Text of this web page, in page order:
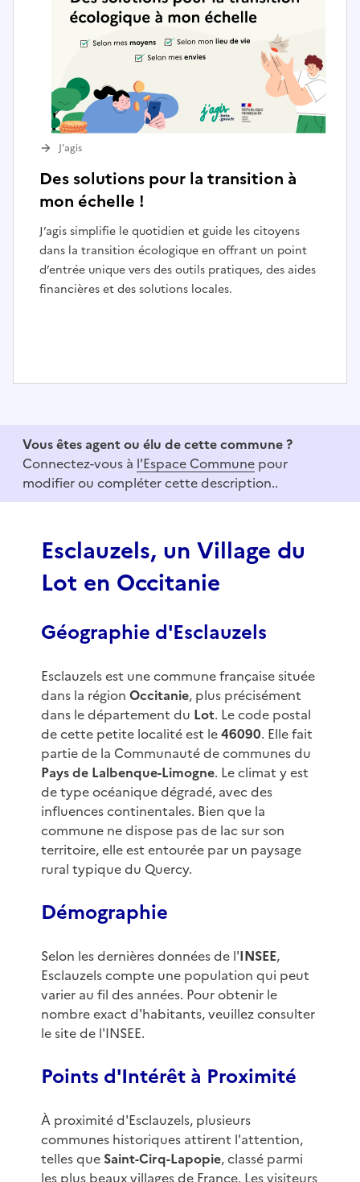
Des solutions pour la transition à
mon échelle !
J’agis simplifie le quotidien et guide les citoyens
dans la transition écologique en offrant un point
d’entrée unique vers des outils pratiques, des aides
financières et des solutions locales.
J’agis
f
Vous êtes agent ou élu de cette commune ?
Connectez-vous à l'Espace Commune pour
modifier ou compléter cette description..
Esclauzels, un Village du
Lot en Occitanie
Géographie d'Esclauzels
Esclauzels est une commune française située
dans la région Occitanie, plus précisément
dans le département du Lot. Le code postal
de cette petite localité est le46090. Elle fait
partie de la Communauté de communes du
Pays de Lalbenque-Limogne. Le climat y est
de type océanique dégradé, avec des
influences continentales. Bien que la
commune ne dispose pas de lac sur son
territoire, elle est entourée par un paysage
rural typique du Quercy.
Démographie
Selon les dernières données de l'INSEE,
Esclauzels compte une population qui peut
varier au fil des années. Pour obtenir le
nombre exact d'habitants, veuillez consulter
le site de l'INSEE.
Points d'Intérêt à Proximité
À proximité d'Esclauzels, plusieurs
communes historiques attirent l'attention,
telles que Saint-Cirq-Lapopie, classé parmi